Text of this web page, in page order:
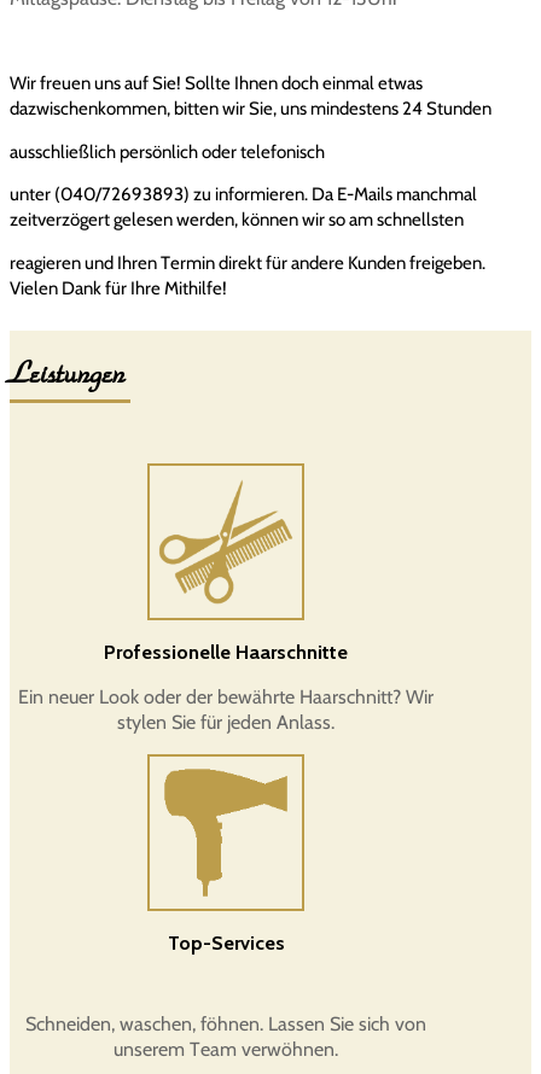
Wir freuen uns auf Sie! Sollte Ihnen doch einmal etwas
dazwischenkommen, bitten wir Sie, uns mindestens 24 Stunden
ausschließlich persönlich oder telefonisch
unter (040/72693893) zu informieren. Da E-Mails manchmal
zeitverzögert gelesen werden, können wir so am schnellsten
reagieren und Ihren Termin direkt für andere Kunden freigeben.
Vielen Dank für Ihre Mithilfe!
Leistungen
Professionelle Haarschnitte
Ein neuer Look oder der bewährte Haarschnitt? Wir
stylen Sie für jeden Anlass.
Top-Services
Schneiden, waschen, föhnen. Lassen Sie sich von
unserem Team verwöhnen.